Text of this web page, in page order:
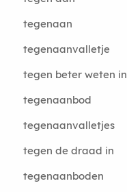
tegenaan
tegenaanvalletje
tegen beter weten in
tegenaanbod
tegenaanvalletjes
tegen de draad in
tegenaanboden